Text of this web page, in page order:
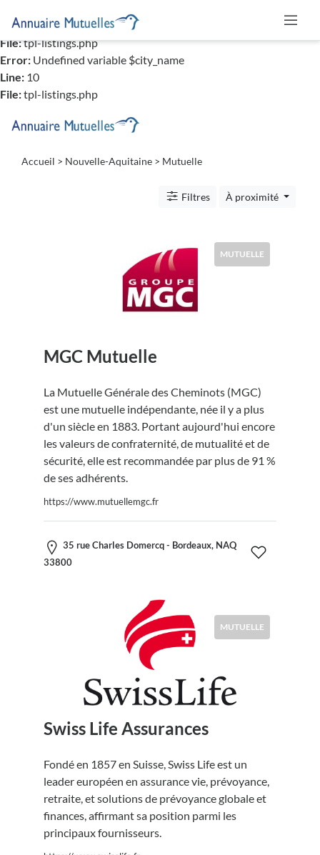
Line:9
File:tpl-listings.php
Error: Undefined variable $city_name
Line: 10
File:tpl-listings.php
Catégories
Accueil > Nouvelle-Aquitaine > Mutuelle
Filtres À proximité
MUTUELLE
MGC Mutuelle
La Mutuelle Générale des Cheminots (MGC)
est une mutuelle indépendante, née il y a plus
d'un siècle en 1883. Portant aujourd'hui encore
les valeurs de confraternité, de mutualité et de
sécurité, elle est recommandée par plus de 91 %
de ses adhérents.
https://www.mutuellemgc.fr
35 rue Charles Domercq - Bordeaux, NAQ
33800
MUTUELLE
Swiss Life Assurances
Fondé en 1857 en Suisse, Swiss Life est un
leader européen en assurance vie, prévoyance,
retraite, et solutions de prévoyance globale et
finances, affirmant sa position parmi les
principaux fournisseurs.